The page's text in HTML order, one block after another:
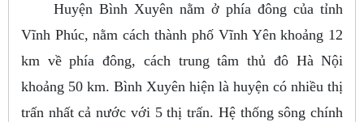
Huyện Bình Xuyên nằm ở phía đông của tỉnh
Vĩnh Phúc, nằm cách thành phố Vĩnh Yên khoảng 12
km về phía đông, cách trung tâm thủ đô Hà Nội
khoảng 50 km. Bình Xuyên hiện là huyện có nhiều thị
trấn nhất cả nước với 5 thị trấn. Hệ thống sông chính